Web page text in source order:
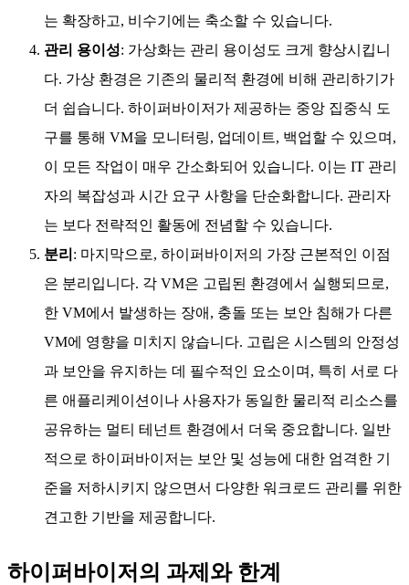
는 확장하고, 비수기에는 축소할 수 있습니다.
관리 용이성: 가상화는 관리 용이성도 크게 향상시킵니
다. 가상 환경은 기존의 물리적 환경에 비해 관리하기가
더 쉽습니다. 하이퍼바이저가 제공하는 중앙 집중식 도
구를 통해 VM을 모니터링, 업데이트, 백업할 수 있으며,
이 모든 작업이 매우 간소화되어 있습니다. 이는 IT 관리
자의 복잡성과 시간 요구 사항을 단순화합니다. 관리자
는 보다 전략적인 활동에 전념할 수 있습니다.
분리 : 마지막으로, 하이퍼바이저의 가장 근본적인 이점
은 분리입니다. 각 VM은 고립된 환경에서 실행되므로,
한 VM에서 발생하는 장애, 충돌 또는 보안 침해가 다른
VM에 영향을 미치지 않습니다. 고립은 시스템의 안정성
과 보안을 유지하는 데 필수적인 요소이며, 특히 서로 다
른 애플리케이션이나 사용자가 동일한 물리적 리소스를
공유하는 멀티 테넌트 환경에서 더욱 중요합니다. 일반
적으로 하이퍼바이저는 보안 및 성능에 대한 엄격한 기
준을 저하시키지 않으면서 다양한 워크로드 관리를 위한
견고한 기반을 제공합니다.
하이퍼바이저의 과제와 한계